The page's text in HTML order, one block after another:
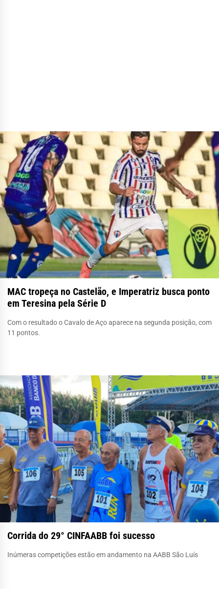
MAC tropeça no Castelão, e Imperatriz busca ponto
em Teresina pela Série D
Com o resultado o Cavalo de Aço aparece na segunda posição, com
11 pontos.
Corrida do 29° CINFAABB foi sucesso
Inúmeras competições estão em andamento na AABB São Luís